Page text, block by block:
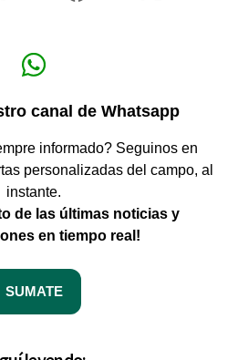
canal de Whatsapp
informado? Seguinos en
personalizadas del campo, al
instante.
de las últimas noticias y
en tiempo real!
SUMATE